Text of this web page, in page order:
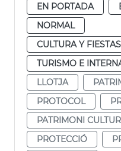
EN PORTADA
NORMAL
CULTURA Y
TURISMO E
LLOTJA
PROTOCOL
PATRIMONI
PROTECCIÓ